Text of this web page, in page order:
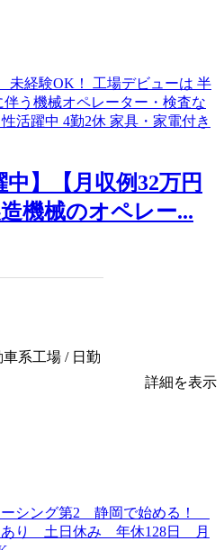
中】【月収例32万円
機械のオペレー...
系工場 / 日勤
詳細を表示